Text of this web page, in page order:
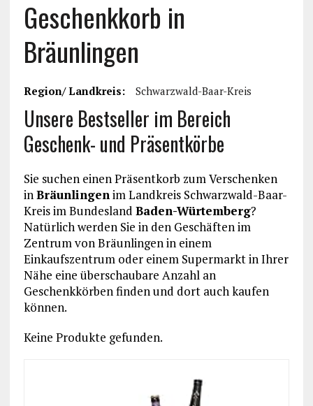
Geschenkkorb in
Bräunlingen
Region/ Landkreis: Schwarzwald-Baar-Kreis
Unsere Bestseller im Bereich
Geschenk- und Präsentkörbe
Sie suchen einen Präsentkorb zum Verschenken
inBräunlingenim Landkreis Schwarzwald-Baar-
Kreis im Bundesland Baden-Würtemberg?
Natürlich werden Sie in den Geschäften im
Zentrum von Bräunlingen in einem
Einkaufszentrum oder einem Supermarkt in Ihrer
Nähe eine überschaubare Anzahl an
Geschenkkörben finden und dort auch kaufen
können.
Keine Produkte gefunden.